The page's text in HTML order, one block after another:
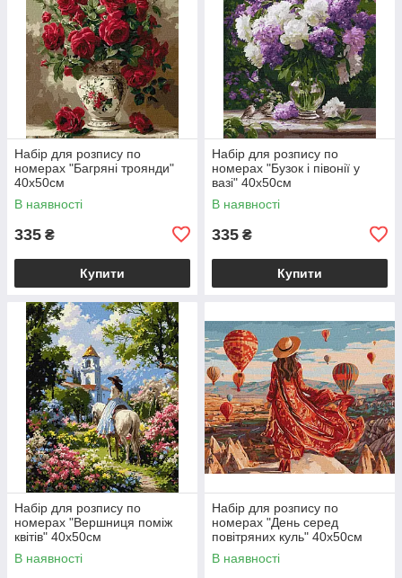
Набір для розпису по
номерах "Багряні троянди"
40х50см
В наявності
335 ₴
Купити
Набір для розпису по
номерах "Бузок і півонії у
вазі" 40х50см
В наявності
335 ₴
Купити
Набір для розпису по
номерах "Вершниця поміж
квітів" 40х50см
В наявності
Набір для розпису по
номерах "День серед
повітряних куль" 40х50см
В наявності